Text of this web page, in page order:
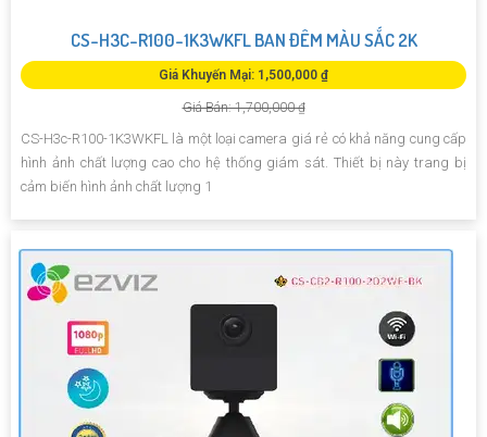
CS-H3C-R100-1K3WKFL BAN ĐÊM MÀU SẮC 2K
Giá Khuyến Mại: 1,500,000 ₫
Giá Bán: 1,700,000 ₫
CS-H3c-R100-1K3WKFL là một loại camera giá rẻ có khả năng cung cấp
hình ảnh chất lượng cao cho hệ thống giám sát. Thiết bị này trang bị
cảm biến hình ảnh chất lượng 1